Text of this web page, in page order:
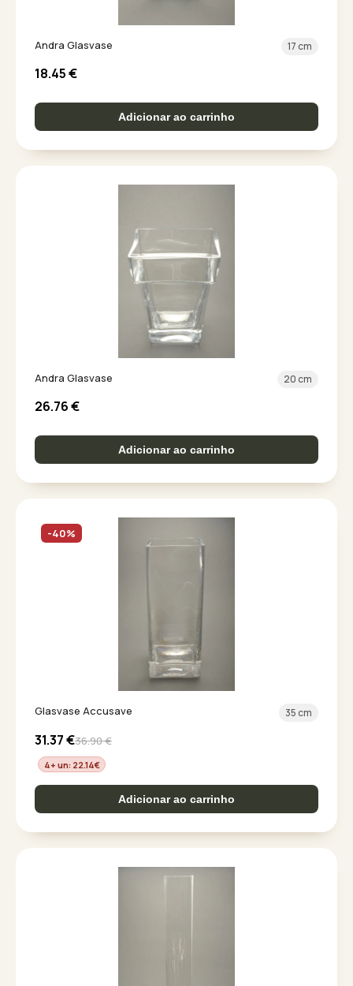
Andra Glasvase 17 cm
18.45€
Adicionar ao carrinho
Andra Glasvase 20 cm
26.76€
Adicionar ao carrinho
-40%
Glasvase Accusave 35 cm
31.37€36.90€
4+ un: 22.14€
Adicionar ao carrinho